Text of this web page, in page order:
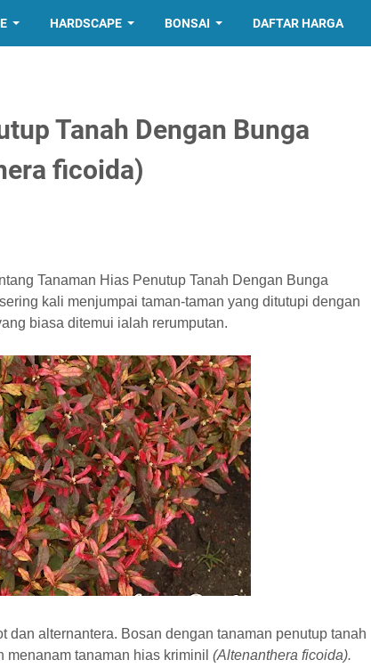
HARDSCAPE BONSAI DAFTAR HARGA
Tanah Dengan Bunga
ficoida)
Tanaman Hias Penutup Tanah Dengan Bunga
kali menjumpai taman-taman yang ditutupi dengan
biasa ditemui ialah rerumputan.
dan alternantera. Bosan dengan tanaman penutup tanah
tanaman hias kriminil (Altenanthera ficoida).